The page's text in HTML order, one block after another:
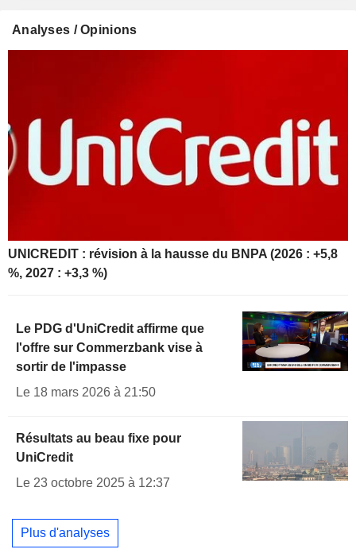
Analyses / Opinions
UNICREDIT : révision à la hausse du BNPA (2026 : +5,8
%, 2027 : +3,3 %)
Le PDG d'UniCredit affirme que
l'offre sur Commerzbank vise à
sortir de l'impasse
Le 18 mars 2026 à 21:50
Résultats au beau fixe pour
UniCredit
Le 23 octobre 2025 à 12:37
Plus d'analyses